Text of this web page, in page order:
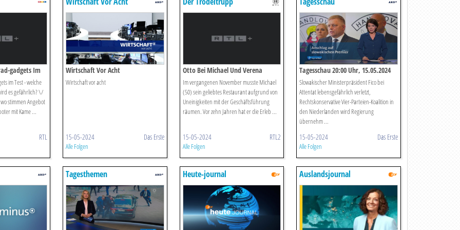
gadgets Im
im Test - welche
es gefährlich? \/
stimmen Angebot
mit Kame ...
RTL
Wirtschaft Vor Acht
Wirtschaft vor acht
15-05-2024 Das Erste
Alle Folgen
Otto Bei Michael Und Verena
Im vergangenen November musste Michael
(50) sein geliebtes Restaurant aufgrund von
Uneinigkeiten mit der Geschäftsführung
räumen. Vor zehn Jahren hat er die Erleb ...
15-05-2024 RTL2
Alle Folgen
Tagesschau 20:00 Uhr, 15.05.2024
Slowakischer Ministerpräsident Fico bei
Attentat lebensgefährlich verletzt,
Rechtskonservative Vier-Parteien-Koalition in
den Niederlanden wird Regierung
übernehm ...
15-05-2024 Das Erste
Alle Folgen
Tagesthemen Heute-journal Auslandsjournal